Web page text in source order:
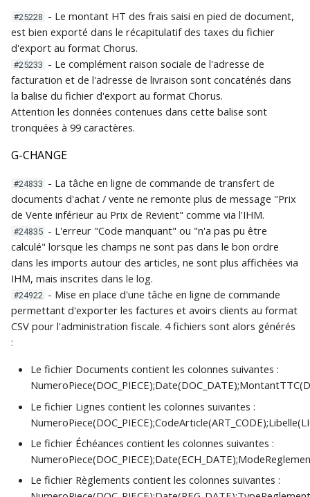
#25228 - Le montant HT des frais saisi en pied de document,
est bien exporté dans le récapitulatif des taxes du fichier
d'export au format Chorus.
#25233 - Le complément raison sociale de l'adresse de
facturation et de l'adresse de livraison sont concaténés dans
la balise du fichier d'export au format Chorus.
Attention les données contenues dans cette balise sont
tronquées à 99 caractères.
G-CHANGE
#24833 - La tâche en ligne de commande de transfert de
documents d'achat / vente ne remonte plus de message "Prix
de Vente inférieur au Prix de Revient" comme via l'IHM.
#24835 - L'erreur "Code manquant" ou "n'a pas pu être
calculé" lorsque les champs ne sont pas dans le bon ordre
dans les imports autour des articles, ne sont plus affichées via
IHM, mais inscrites dans le log.
#24922 - Mise en place d'une tâche en ligne de commande
permettant d'exporter les factures et avoirs clients au format
CSV pour l'administration fiscale. 4 fichiers sont alors générés
:
Le fichier Documents contient les colonnes suivantes :
Le fichier Lignes contient les colonnes suivantes :
Le fichier Échéances contient les colonnes suivantes :
Le fichier Règlements contient les colonnes suivantes :